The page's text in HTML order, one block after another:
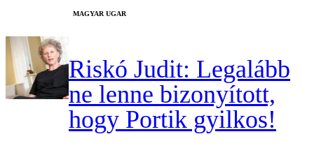
MAGYAR UGAR
Riskó Judit: Legalább
ne lenne bizonyított,
hogy Portik gyilkos!